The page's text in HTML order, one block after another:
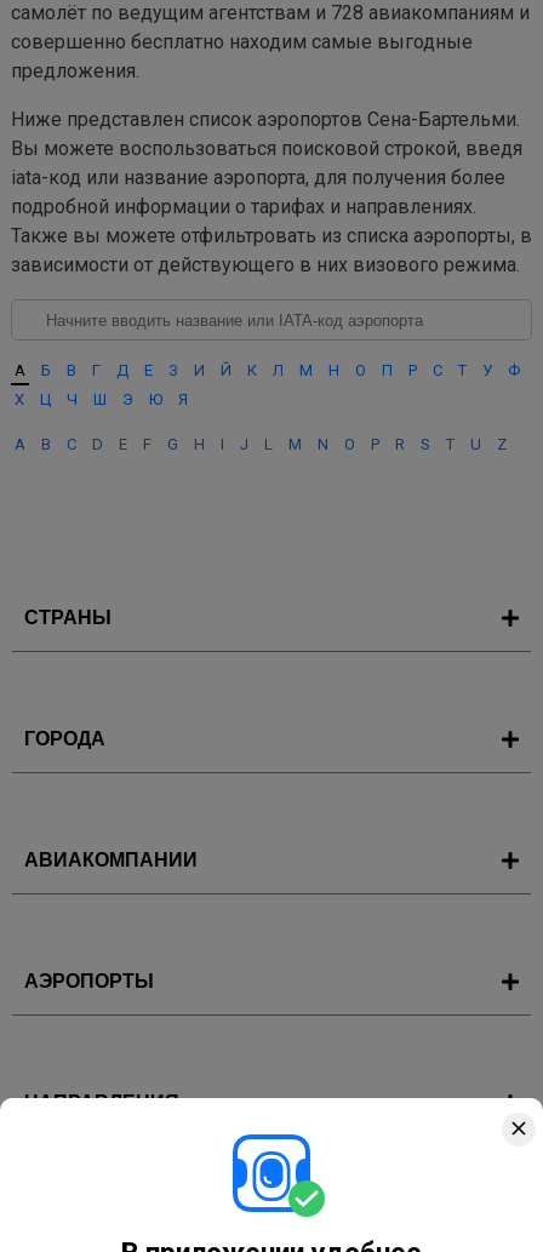
самолёт по ведущим агентствам и 728 авиакомпаниям и
совершенно бесплатно находим самые выгодные
предложения.
Ниже представлен список аэропортов Сена-Бартельми.
Вы можете воспользоваться поисковой строкой, введя
iata-код или название аэропорта, для получения более
подробной информации о тарифах и направлениях.
Также вы можете отфильтровать из списка аэропорты, в
зависимости от действующего в них визового режима.
А Б В Г Д Е З И Й К Л М Н О П Р С Т У
Ф
Х
Ц Ч Ш Э Ю Я
A B C D E F G H I J L M N O P R S T U Z
СТРАНЫ
ГОРОДА
АВИАКОМПАНИИ
АЭРОПОРТЫ
НАПРАВЛЕНИЯ